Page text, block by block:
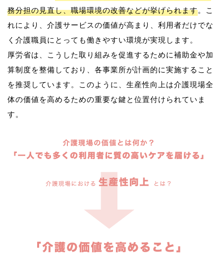
務分担の見直し、職場環境の改善などが挙げられます。こ
れにより、介護サービスの価値が高まり、利用者だけでな
く介護職員にとっても働きやすい環境が実現します。
厚労省は、こうした取り組みを促進するために補助金や加
算制度を整備しており、各事業所が計画的に実施すること
を推奨しています。このように、生産性向上は介護現場全
体の価値を高めるための重要な鍵と位置付けられていま